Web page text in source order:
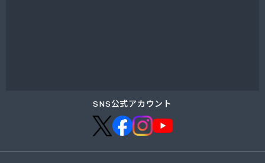
SNS公式アカウント